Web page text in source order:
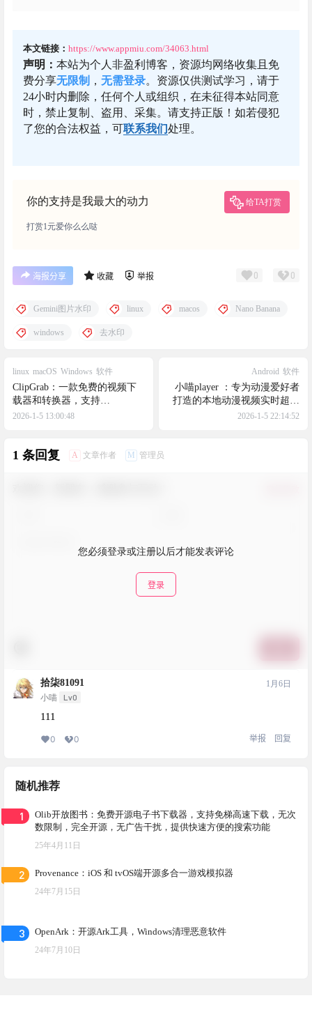
本文链接： https://www.appmiu.com/34063.html
声明： 本站为个人非盈利博客，资源均网络收集且免
费分享无限制 ， 无需登录。资源仅供测试学习，请于
24小时内删除，任何个人或组织，在未征得本站同意
时，禁止复制、盗用、采集。请支持正版！如若侵犯
了您的合法权益，可联系我们处理。
你的支持是我最大的动力 给TA打赏
打赏1元爱你么么哒
海报分享 收藏 举报 0 0
Gemini图片水印 linux macos Nano Banana
windows 去水印
linux macOS Windows 软件
ClipGrab：一款免费的视频下
载器和转换器，支持
YouTube、Vimeo、Facebook和
2026-1-5 13:00:48
Android 软件
小喵player ：专为动漫爱好者
打造的本地动漫视频实时超分
播放器，适用于安卓用户
2026-1-5 22:14:52
1 条回复 A 文章作者 M 管理员
您必须登录或注册以后才能发表评论
登录
拾柒81091
小喵 Lv0
1月6日
111
0 0 举报 回复
随机推荐
1
Olib开放图书：免费开源电子书下载器，支持免梯高速下载，无次
数限制，完全开源，无广告干扰，提供快速方便的搜索功能
25年4月11日
2 Provenance：iOS 和 tvOS端开源多合一游戏模拟器
24年7月15日
3 OpenArk：开源Ark工具，Windows清理恶意软件
24年7月10日